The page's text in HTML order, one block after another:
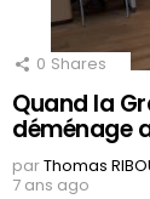
0 Shares
Quand la
déménage
parThomas
7 ans ago